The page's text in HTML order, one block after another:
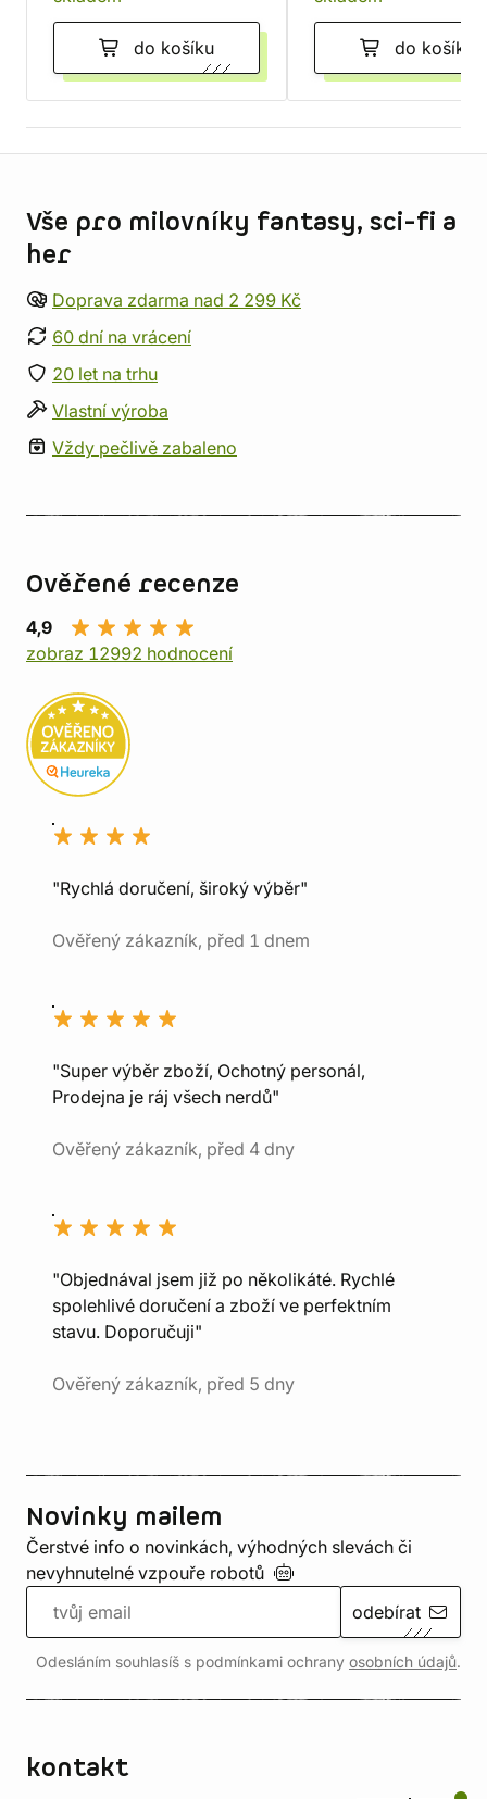
do košíku do košíku
Vše pro milovníky fantasy, sci-fi a
her
Doprava zdarma nad 2 299 Kč
60 dní na vrácení
20 let na trhu
Vlastní výroba
Vždy pečlivě zabaleno
Ověřené recenze
4,9
zobraz 12992 hodnocení
"Rychlá doručení, široký výběr"
Ověřený zákazník, před 1 dnem
"Super výběr zboží, Ochotný personál,
Prodejna je ráj všech nerdů"
Ověřený zákazník, před 4 dny
"Objednával jsem již po několikáté. Rychlé
spolehlivé doručení a zboží ve perfektním
stavu. Doporučuji"
Ověřený zákazník, před 5 dny
Novinky mailem
Čerstvé info o novinkách, výhodných slevách či
nevyhnutelné vzpouře robotů
odebírat
Odesláním souhlasíš s podmínkami ochrany osobních údajů.
kontakt